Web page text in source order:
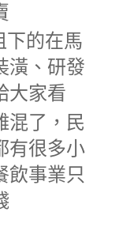
下的在馬
潢、研發
大家看
混了，民
有很多小
飲事業只